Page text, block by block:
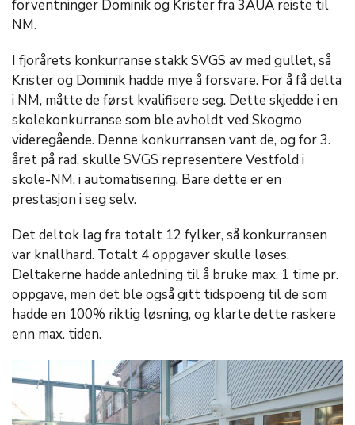
forventninger Dominik og Krister fra 3AUA reiste til
NM.
I fjorårets konkurranse stakk SVGS av med gullet, så
Krister og Dominik hadde mye å forsvare. For å få delta
i NM, måtte de først kvalifisere seg. Dette skjedde i en
skolekonkurranse som ble avholdt ved Skogmo
videregående. Denne konkurransen vant de, og for 3.
året på rad, skulle SVGS representere Vestfold i
skole-NM, i automatisering. Bare dette er en
prestasjon i seg selv.
Det deltok lag fra totalt 12 fylker, så konkurransen
var knallhard. Totalt 4 oppgaver skulle løses.
Deltakerne hadde anledning til å bruke max. 1 time pr.
oppgave, men det ble også gitt tidspoeng til de som
hadde en 100% riktig løsning, og klarte dette raskere
enn max. tiden.